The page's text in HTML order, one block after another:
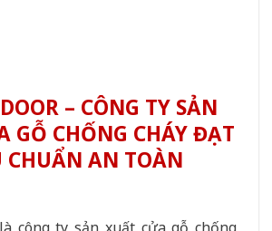
– CÔNG TY SẢN
GỖ CHỐNG CHÁY ĐẠT
CHUẨN AN TOÀN